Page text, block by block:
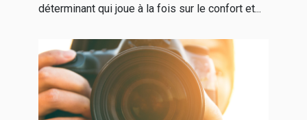
déterminant qui joue à la fois sur le confort et...